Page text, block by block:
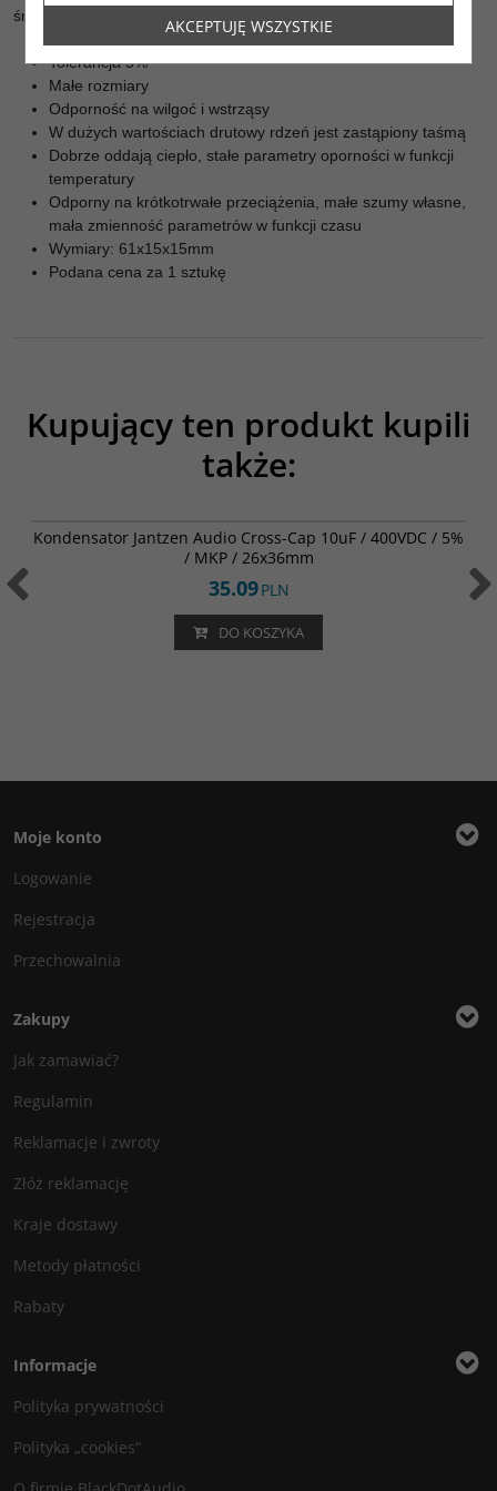
średniotonowego (10W) oraz niskotonowego (20W).
Tolerancja 5%
Małe rozmiary
Odporność na wilgoć i wstrząsy
W dużych wartościach drutowy rdzeń jest zastąpiony taśmą
Dobrze oddają ciepło, stałe parametry oporności w funkcji
temperatury
Odporny na krótkotrwałe przeciążenia, małe szumy własne,
mała zmienność parametrów w funkcji czasu
Wymiary: 61x15x15mm
Podana cena za 1 sztukę
Kupujący ten produkt kupili
także:
BESTSELLER
Kondensator Jantzen Audio Cross-Cap 10uF / 400VDC / 5%
/ MKP / 26x36mm
35.09PLN
DO KOSZYKA
Moje konto
Logowanie
Rejestracja
Przechowalnia
Zakupy
Jak zamawiać?
Regulamin
Reklamacje i zwroty
Złóż reklamację
Kraje dostawy
Metody płatności
Rabaty
Informacje
Polityka prywatności
Polityka „cookies”
AKCEPTUJĘ WSZYSTKIE